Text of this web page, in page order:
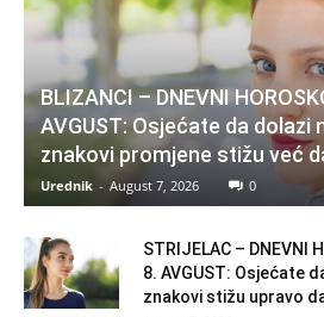
BLIZANCI – DNEVNI
AVGUST: Osjećate da dolazi
znakovi promjene stižu već
Urednik - August 7, 2026 0
STRIJELAC – DNEVNI
8. AVGUST: Osjećate
znakovi stižu upravo